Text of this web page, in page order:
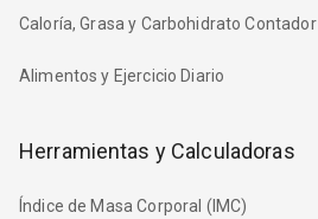
Caloría, Grasa y Carbohidrato Contador
Alimentos y Ejercicio Diario
Herramientas y Calculadoras
Índice de Masa Corporal (IMC)